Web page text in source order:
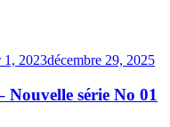
1, 2023décembre 29, 2025
série No 01